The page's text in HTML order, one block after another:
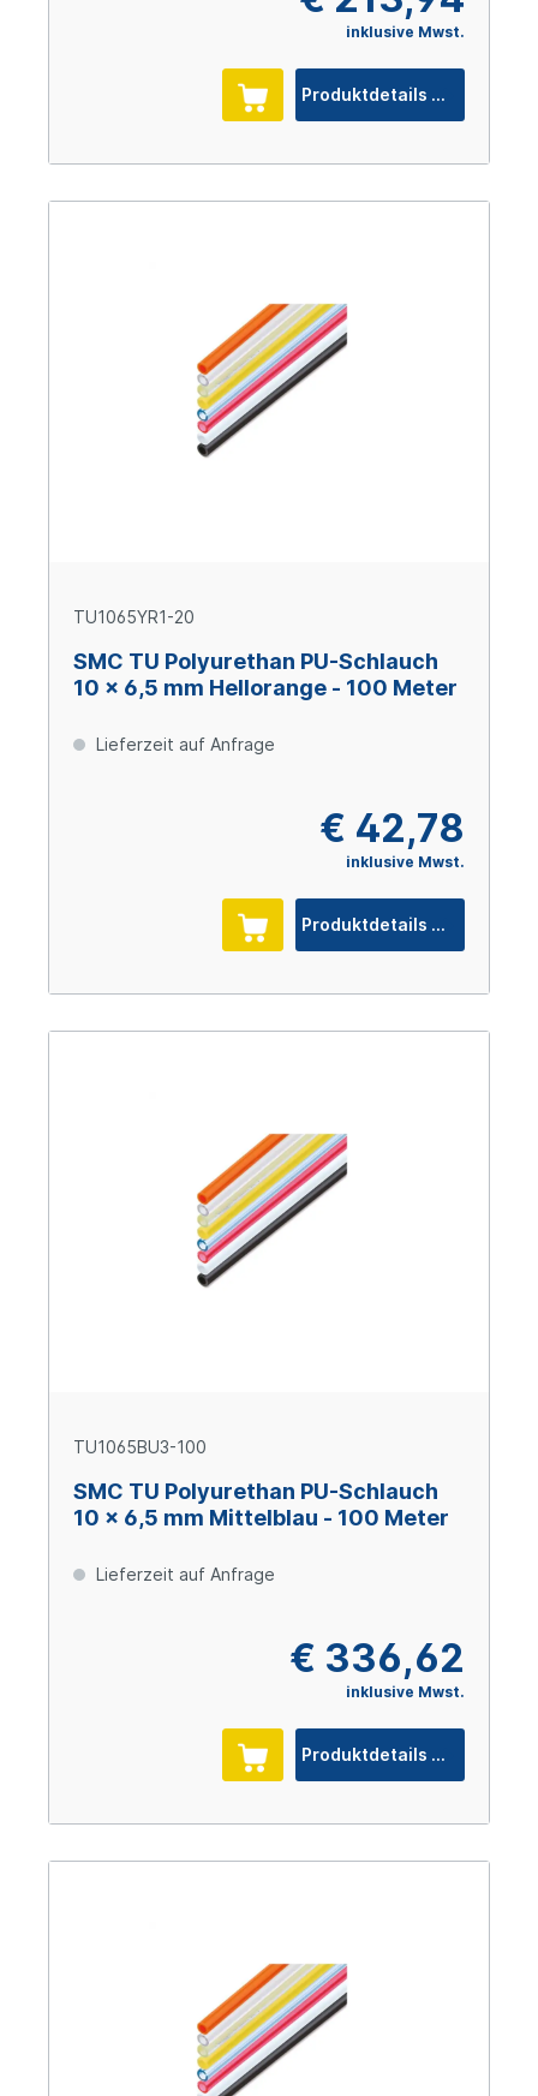
inklusive Mwst.
Produktdetails
TU1065YR1-20
SMC TU Polyurethan PU-Schlauch
10 x 6,5 mm Hellorange - 100 Meter
Lieferzeit auf Anfrage
€ 42,78
inklusive Mwst.
Produktdetails
TU1065BU3-100
SMC TU Polyurethan PU-Schlauch
10 x 6,5 mm Mittelblau - 100 Meter
Lieferzeit auf Anfrage
€ 336,62
inklusive Mwst.
Produktdetails